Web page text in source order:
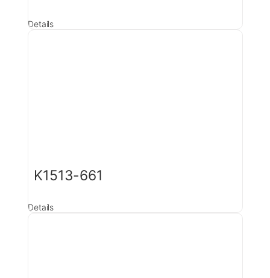
Details
K1513-661
Details